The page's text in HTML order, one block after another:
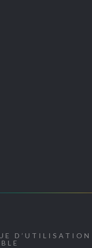
D’UTILISATION